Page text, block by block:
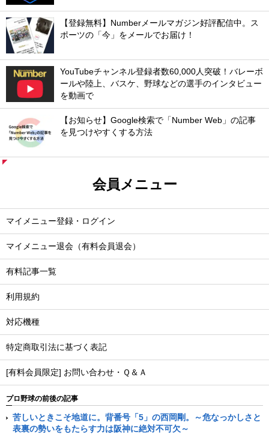
【登録無料】Numberメールマガジン好評配信中。ス
ポーツの「今」をメールでお届け！
YouTubeチャンネル登録者数60,000人突破！バレーボ
ールや陸上、バスケ、野球などの選手のインタビュー
を動画で
【お知らせ】Google検索で「Number Web」の記事
を見つけやすくする方法
会員メニュー
マイメニュー登録・ログイン
マイメニュー退会（有料会員退会）
有料記事一覧
利用規約
対応機種
特定商取引法に基づく表記
[有料会員限定] お問い合わせ・Ｑ＆Ａ
プロ野球の前後の記事
苦しいときこそ地道に。背番号「5」の西岡剛。～危なっかしさと
表裏の勢いをもたらす力は阪神に絶対不可欠～